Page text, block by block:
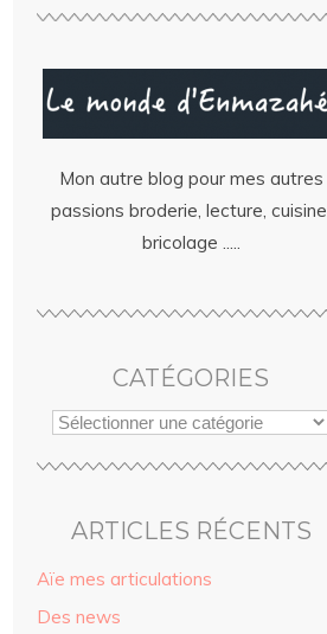
Mon autre blog pour mes autres
passions broderie, lecture, cuisine,
bricolage .....
CATÉGORIES
ARTICLES RÉCENTS
Aïe mes articulations
Des news